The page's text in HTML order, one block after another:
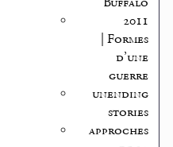
2011
| Formes
d’une
guerre
unending
stories
approches